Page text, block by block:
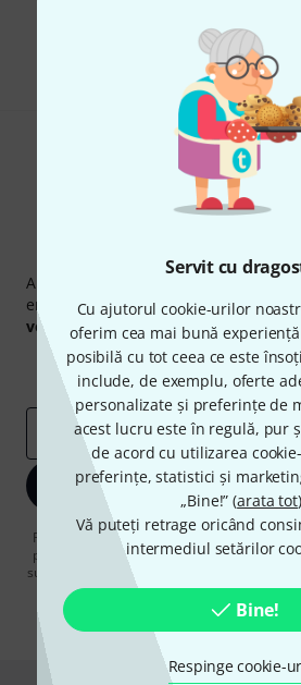
Servit cu
Cu ajutorul cookie-urilor
oferim cea mai bună
posibilă cu tot ceea ce este
include, de exemplu, oferte
personalizate și preferințe de
acest lucru este în regulă, pur
de acord cu utilizarea
preferințe, statistici și
„Bine!” (arata tot
Vă puteți retrage oricând
intermediul setărilor
Bine!
Respinge cookie-
Ajutor
Newsletter
Abonați-vă la buletinul informativ
engleză și, cu puțin noroc, puteți
vouchereleîn valoare de50 €fiecare!
Contribuții
Perspectivele
adresă de email*
Înscrie-te acum
Făcând clic pe „Înscrie-te acum”, sunteți
prin e-mail. Vă puteți dezabona în orice
suplimentare despre buletinul informativ în
protecția datelor.